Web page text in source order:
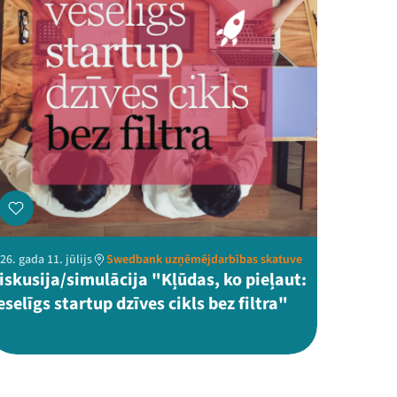
gada 11. jūlijs Swedbank uzņēmējdarbības skatuve
simulācija "Kļūdas, ko pieļaut:
startup dzīves cikls bez filtra"